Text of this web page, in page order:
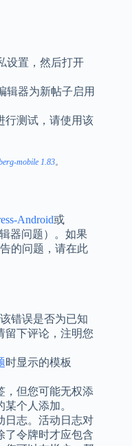
设置，然后打开
辑器为新帖子启用
行测试，请使用该
mobile 1.83。
Android或
器问题）。如果
的问题，请在此
错误是否为已知
留下评论，注明您
时显示的模板
，但您可能无权添
个人添加。
日志。活动日志对
了令牌时才应包含